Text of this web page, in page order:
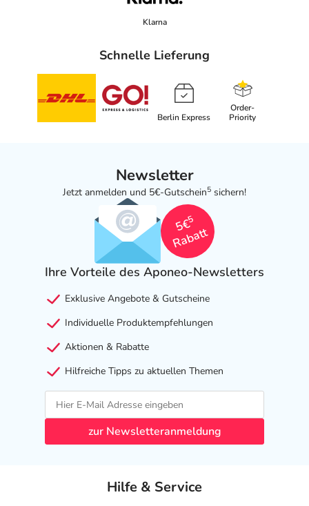
Klarna
Schnelle Lieferung
Berlin Express
Order-
Priority
Newsletter
Jetzt anmelden und 5€-Gutschein5 sichern!
5€
5
Rabatt
Ihre Vorteile des Aponeo-Newsletters
Exklusive Angebote & Gutscheine
Individuelle Produktempfehlungen
Aktionen & Rabatte
Hilfreiche Tipps zu aktuellen Themen
zur Newsletteranmeldung
Hilfe & Service